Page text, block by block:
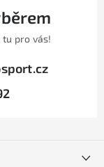
tu pro vás!